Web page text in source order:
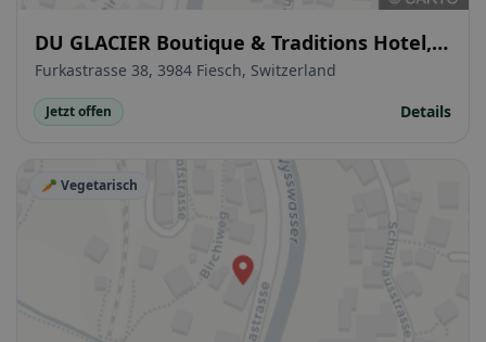
DU GLACIER Boutique & Traditions Hotel,
Restaurant & Lounge
Furkastrasse 38, 3984 Fiesch, Switzerland
Jetzt offen Details
🥕 Vegetarisch